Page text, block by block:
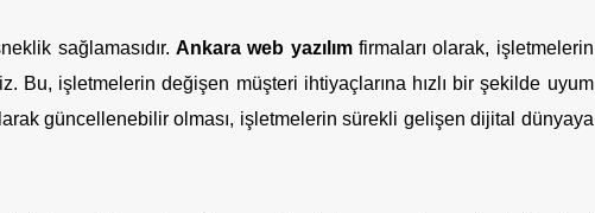
sağlamasıdır. Ankara web yazılımfirmaları olarak, işletmelerin
Bu, işletmelerin değişen müşteri ihtiyaçlarına hızlı bir şekilde uyum
güncellenebilir olması, işletmelerin sürekli gelişen dijital dünyaya